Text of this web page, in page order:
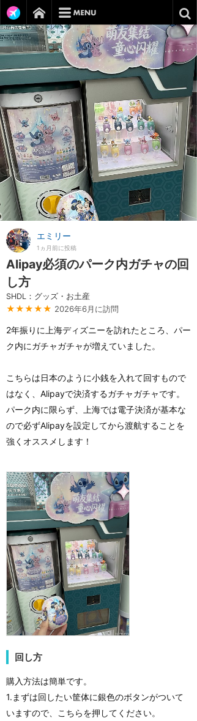
エミリー
1ヵ月前に投稿
Alipay必須のパーク内ガチャの回
し方
SHDL：グッズ・お土産
★★★★★ 2026年6月に訪問
2年振りに上海ディズニーを訪れたところ、パー
ク内にガチャガチャが増えていました。
こちらは日本のように小銭を入れて回すもので
はなく、Alipayで決済するガチャガチャです。
パーク内に限らず、上海では電子決済が基本な
ので必ずAlipayを設定してから渡航することを
強くオススメします！
回し方
購入方法は簡単です。
1.まずは回したい筐体に銀色のボタンがついて
いますので、こちらを押してください。